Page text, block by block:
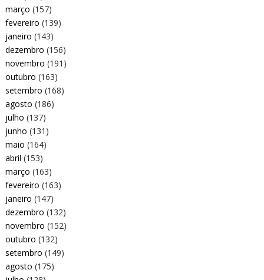
março (157)
fevereiro (139)
janeiro (143)
dezembro (156)
novembro (191)
outubro (163)
setembro (168)
agosto (186)
julho (137)
junho (131)
maio (164)
abril (153)
março (163)
fevereiro (163)
janeiro (147)
dezembro (132)
novembro (152)
outubro (132)
setembro (149)
agosto (175)